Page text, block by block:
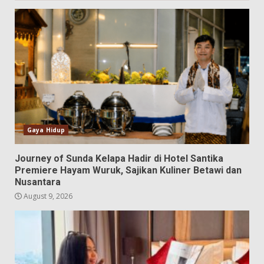
Gaya Hidup
Journey of Sunda Kelapa Hadir di Hotel Santika
Premiere Hayam Wuruk, Sajikan Kuliner Betawi dan
Nusantara
August 9, 2026